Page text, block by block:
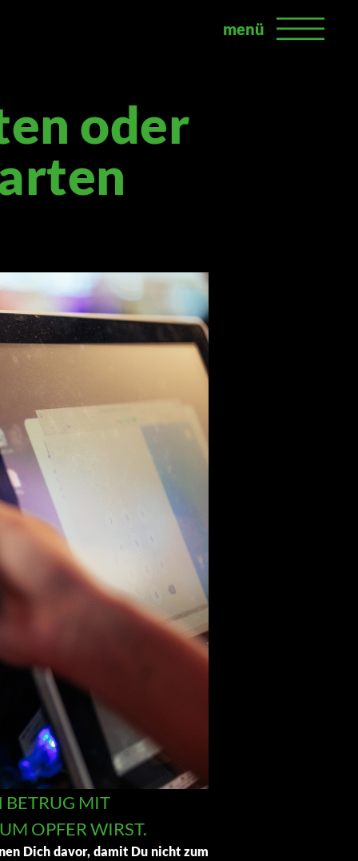
menü
oder
MIT E
OPFER WIRST.
Dich davor, damit Du nicht zum